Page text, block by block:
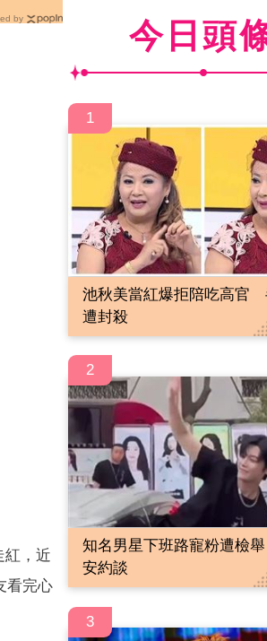
by
紅，近
看完心
今日頭
1
池秋美當紅爆拒陪吃高官
遭封殺
2
知名男星下班路寵粉遭檢
安約談
3